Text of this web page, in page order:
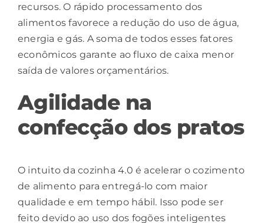
recursos. O rápido processamento dos
alimentos favorece a redução do uso de água,
energia e gás. A soma de todos esses fatores
econômicos garante ao fluxo de caixa menor
saída de valores orçamentários.
Agilidade na
confecção dos pratos
O intuito da cozinha 4.0 é acelerar o cozimento
de alimento para entregá-lo com maior
qualidade e em tempo hábil. Isso pode ser
feito devido ao uso dos fogões inteligentes